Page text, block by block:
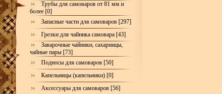
Трубы для самоваров от 81 мм и
более [0]
Запасные части для самоваров [297]
Грелки для чайника самовара [43]
Заварочные чайники, сахарницы,
чайные пары [73]
Подносы для самоваров [50]
Капельницы (капельники) [0]
Аксессуары для самоваров [56]